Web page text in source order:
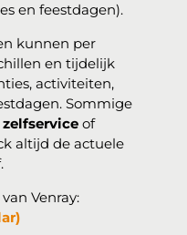
en feestdagen).
kunnen per
en tijdelijk
activiteiten,
Sommige
zelfservice of
altijd de actuele
Venray: